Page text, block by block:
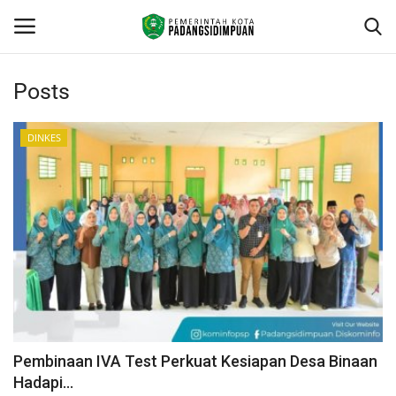
Beranda
KONTAK
Contact
arcgis
PROFILE
GEOGRAFIS DAERAH
DEMOGRAFI
Posts
DINKES
Pembinaan IVA Test Perkuat Kesiapan Desa Binaan
Hadapi...